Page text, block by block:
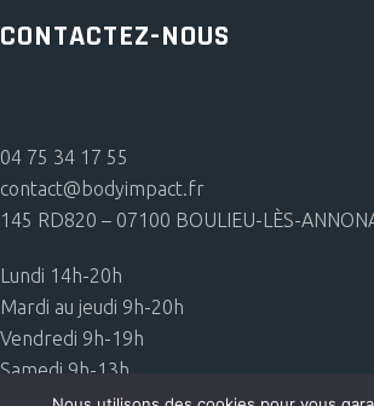
CONTACTEZ-NOUS
04 75 34 17 55
contact@bodyimpact.fr
145 RD820 – 07100 BOULIEU-LÈS-
Lundi 14h-20h
Mardi au jeudi 9h-20h
Vendredi 9h-19h
Samedi 9h-13h